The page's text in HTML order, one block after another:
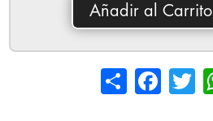
Añadir al Carrito
Share Facebook